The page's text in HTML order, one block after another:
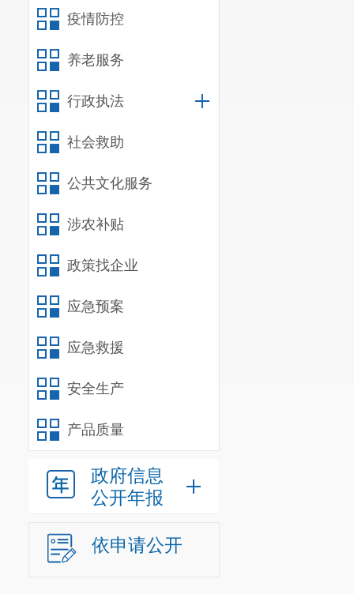
疫情防控
养老服务
行政执法
社会救助
公共文化服务
涉农补贴
政策找企业
应急预案
应急救援
安全生产
产品质量
政府信息
公开年报
依申请公开